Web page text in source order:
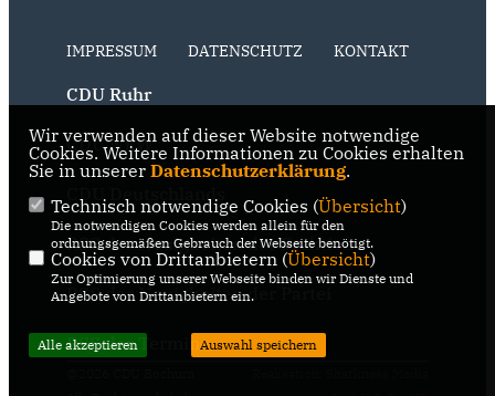
IMPRESSUM DATENSCHUTZ KONTAKT
CDU Ruhr
CDU NRW
RSS der Neuigkeiten der Fraktion
RSS der Neuigkeiten der Partei
RSS der Termine
Wir verwenden auf dieser Website notwendige
Cookies. Weitere Informationen zu Cookies erhalten
Sie in unserer Datenschutzerklärung.
Technisch notwendige Cookies (Übersicht)
Die notwendigen Cookies werden allein für den
ordnungsgemäßen Gebrauch der Webseite benötigt.
Cookies von Drittanbietern (Übersicht)
Zur Optimierung unserer Webseite binden wir Dienste und
Angebote von Drittanbietern ein.
Alle akzeptieren Auswahl speichern